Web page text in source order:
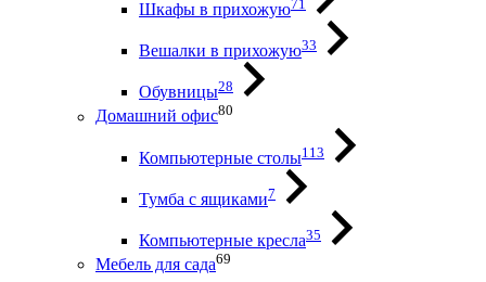
Шкафы в прихожую71
Вешалки в прихожую33
Обувницы28
Домашний офис80
Компьютерные столы113
Тумба с ящиками7
Компьютерные кресла35
Мебель для сада69